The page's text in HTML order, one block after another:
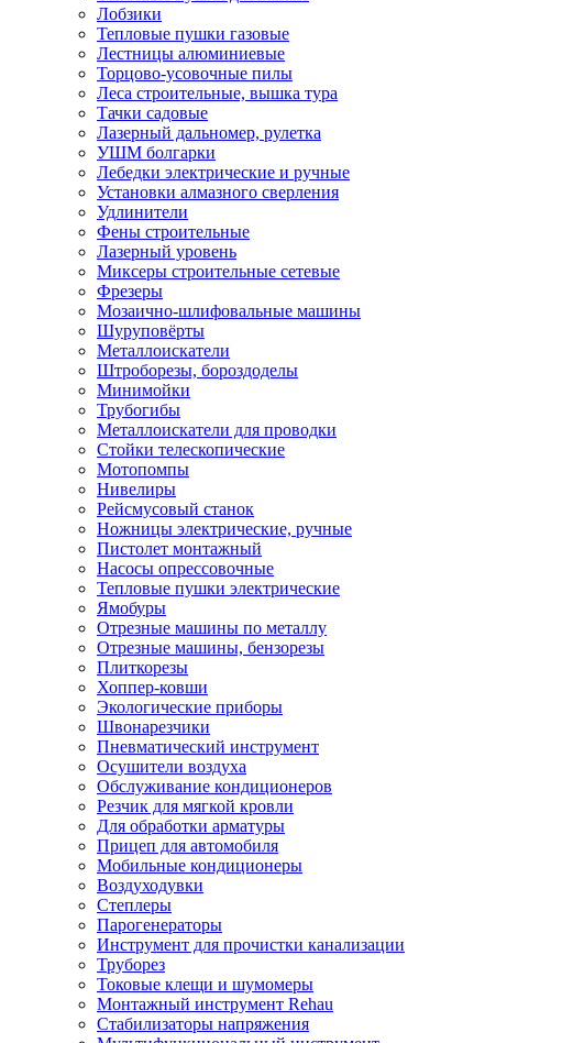
Лобзики
Тепловые пушки газовые
Лестницы алюминиевые
Торцово-усовочные пилы
Леса строительные, вышка тура
Тачки садовые
Лазерный дальномер, рулетка
УШМ болгарки
Лебедки электрические и ручные
Установки алмазного сверления
Удлинители
Фены строительные
Лазерный уровень
Миксеры строительные сетевые
Фрезеры
Мозаично-шлифовальные машины
Шуруповёрты
Металлоискатели
Штроборезы, бороздоделы
Минимойки
Трубогибы
Металлоискатели для проводки
Стойки телескопические
Мотопомпы
Нивелиры
Рейсмусовый станок
Ножницы электрические, ручные
Пистолет монтажный
Насосы опрессовочные
Тепловые пушки электрические
Ямобуры
Отрезные машины по металлу
Отрезные машины, бензорезы
Плиткорезы
Хоппер-ковши
Экологические приборы
Швонарезчики
Пневматический инструмент
Осушители воздуха
Обслуживание кондиционеров
Резчик для мягкой кровли
Для обработки арматуры
Прицеп для автомобиля
Мобильные кондиционеры
Воздуходувки
Степлеры
Парогенераторы
Инструмент для прочистки канализации
Труборез
Токовые клещи и шумомеры
Монтажный инструмент Rehau
Стабилизаторы напряжения